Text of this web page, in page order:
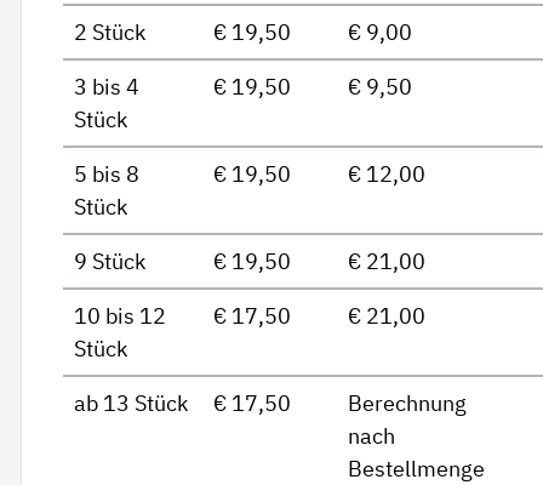
2 Stück
€ 19,50
€ 9,00
3 bis 4
Stück
€ 19,50 € 9,50
5 bis 8
Stück
€ 19,50 € 12,00
9 Stück € 19,50
€ 21,00
10 bis 12
Stück
€ 17,50 € 21,00
ab 13 Stück € 17,50
Berechnung
nach
Bestellmenge